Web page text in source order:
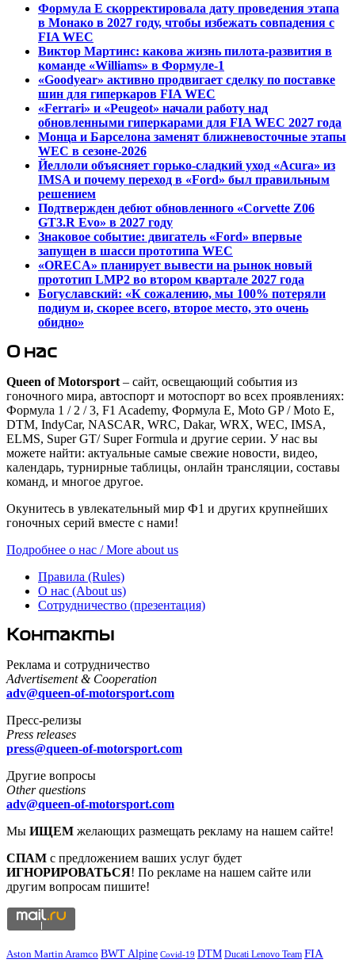
Формула E скорректировала дату проведения этапа
в Монако в 2027 году, чтобы избежать совпадения с
FIA WEC
Виктор Мартинс: какова жизнь пилота-развития в
команде «Williams» в Формуле-1
«Goodyear» активно продвигает сделку по поставке
шин для гиперкаров FIA WEC
«Ferrari» и «Peugeot» начали работу над
обновленными гиперкарами для FIA WEC 2027 года
Монца и Барселона заменят ближневосточные этапы
WEC в сезоне-2026
Йеллоли объясняет горько-сладкий уход «Acura» из
IMSA и почему переход в «Ford» был правильным
решением
Подтвержден дебют обновленного «Corvette Z06
GT3.R Evo» в 2027 году
Знаковое событие: двигатель «Ford» впервые
запущен в шасси прототипа WEC
«ORECA» планирует вывести на рынок новый
прототип LMP2 во втором квартале 2027 года
Богуславский: «К сожалению, мы 100% потеряли
подиум и, скорее всего, второе место, это очень
обидно»
О нас
Queen of Motorsport – сайт, освещающий события из
гоночного мира, автоспорт и мотоспорт во всех проявлениях:
Формула 1 / 2 / 3, F1 Academy, Формула Е, Moto GP / Moto E,
DTM, IndyCar, NASCAR, WRC, Dakar, WRX, WEC, IMSA,
ELMS, Super GT/ Super Formula и другие серии. У нас вы
можете найти: актуальные самые свежие новости, видео,
календарь, турнирные таблицы, онлайн трансляции, составы
команд, и многое другое.
Окунитесь в увлекательный мир Ф1 и других крупнейших
гоночных серий вместе с нами!
Подробнее о нас / More about us
Правила (Rules)
О нас (About us)
Сотрудничество (презентация)
Контакты
Реклама и сотрудничество
Advertisement & Cooperation
adv@queen-of-motorsport.com
Пресс-релизы
Press releases
press@queen-of-motorsport.com
Другие вопросы
Other questions
adv@queen-of-motorsport.com
Мы ИЩЕМ желающих размещать рекламу на нашем сайте!
СПАМ с предложением ваших услуг будет
ИГНОРИРОВАТЬСЯ! По рекламе на нашем сайте или
другим вопросам пишите!
Aston Martin Aramco BWT Alpine Covid-19 DTM Ducati Lenovo Team FIA